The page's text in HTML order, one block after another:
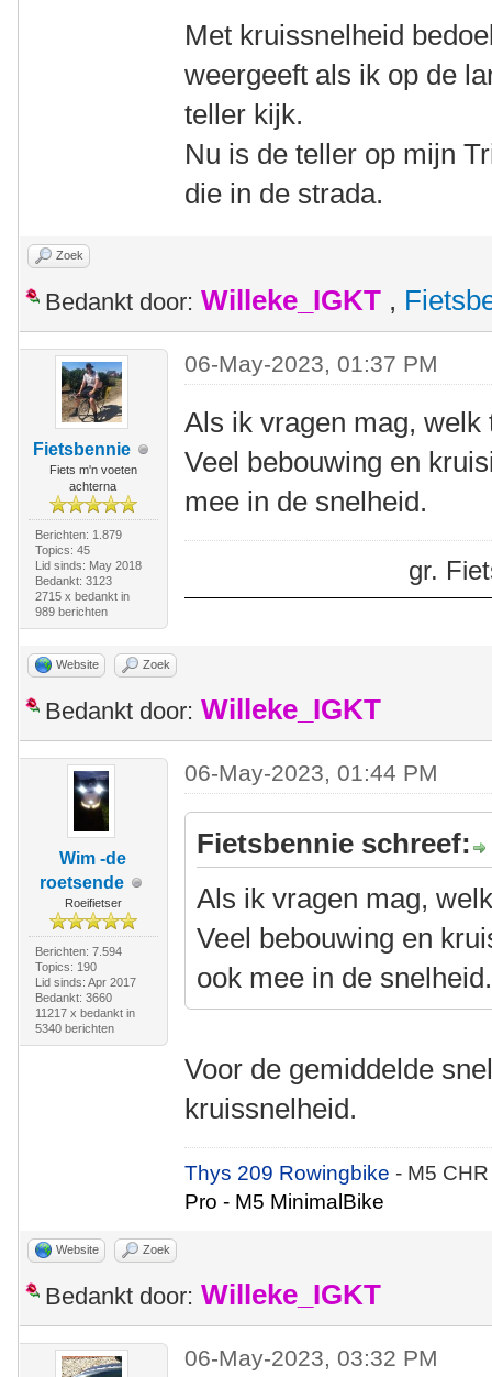
Met kruissnelheid
weergeeft als ik op de
teller kijk.
Nu is de teller op mijn
die in de strada.
Zoek
Bedankt door: Willeke_IGKT ,
Fietsbennie
Fiets m'n voeten
achterna
Berichten: 1.879
Topics: 45
Lid sinds: May 2018
Bedankt: 3123
2715 x bedankt in
989 berichten
06-May-2023, 01:37 PM
Als ik vragen mag,
Veel bebouwing en
mee in de snelheid.
gr.
Website Zoek
Bedankt door: Willeke_IGKT
Wim -de
roetsende
Roeifietser
Berichten: 7.594
Topics: 190
Lid sinds: Apr 2017
Bedankt: 3660
11217 x bedankt in
5340 berichten
06-May-2023, 01:44 PM
Fietsbennie schreef:
Als ik vragen mag,
Veel bebouwing en
ook mee in de snelheid.
Voor de gemiddelde
kruissnelheid.
Thys 209 Rowingbike- M5
Pro - M5 MinimalBike
Website Zoek
Bedankt door: Willeke_IGKT
06-May-2023, 03:32 PM